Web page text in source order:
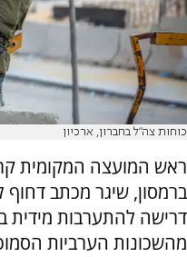
כוחות צה"ל בחברון, ארכיון
ראש המועצה המקומית
ברמסון, שיגר מכתב דחוף
דרישה להתערבות מידית
מהשכונות הערביות